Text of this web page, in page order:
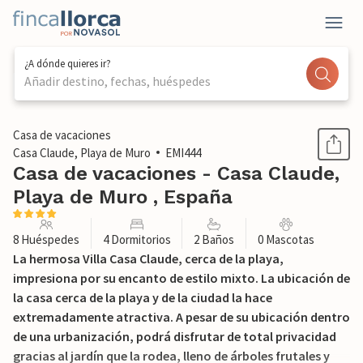
¿A dónde quieres ir?
Añadir destino, fechas, huéspedes
1 / 28
Casa de vacaciones
Casa Claude, Playa de Muro
EMI444
Casa de vacaciones - Casa Claude,
Playa de Muro , España
8 Huéspedes 4 Dormitorios 2 Baños 0 Mascotas
La hermosa Villa Casa Claude, cerca de la playa,
impresiona por su encanto de estilo mixto. La ubicación de
la casa cerca de la playa y de la ciudad la hace
extremadamente atractiva. A pesar de su ubicación dentro
de una urbanización, podrá disfrutar de total privacidad
gracias al jardín que la rodea, lleno de árboles frutales y